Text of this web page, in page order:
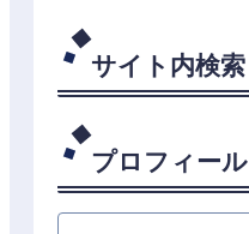
サイト内検索
プロフィール